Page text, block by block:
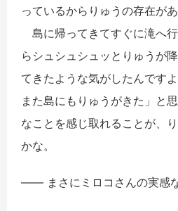
っているからりゅうの存在が
島に帰ってきてすぐに滝へ
らシュシュシュッとりゅうが
てきたような気がしたんです
また島にもりゅうがきた」と
なことを感じ取れることが、
かな。
―― まさにミロコさんの実感な